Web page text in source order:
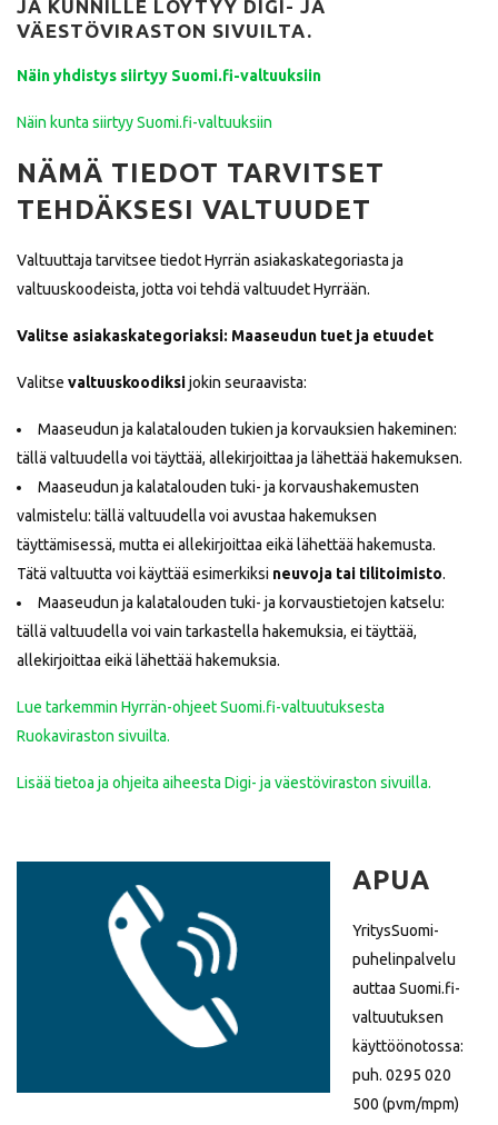
JA KUNNILLE LÖYTYY DIGI- JA
VÄESTÖVIRASTON SIVUILTA.
Näin yhdistys siirtyy Suomi.fi-valtuuksiin
Näin kunta siirtyy Suomi.fi-valtuuksiin
NÄMÄ TIEDOT TARVITSET
TEHDÄKSESI VALTUUDET
Valtuuttaja tarvitsee tiedot Hyrrän asiakaskategoriasta ja
valtuuskoodeista, jotta voi tehdä valtuudet Hyrrään.
Valitse asiakaskategoriaksi: Maaseudun tuet ja etuudet
Valitse valtuuskoodiksijokin seuraavista:
Maaseudun ja kalatalouden tukien ja korvauksien hakeminen:
tällä valtuudella voi täyttää, allekirjoittaa ja lähettää hakemuksen.
Maaseudun ja kalatalouden tuki- ja korvaushakemusten
valmistelu: tällä valtuudella voi avustaa hakemuksen
täyttämisessä, mutta ei allekirjoittaa eikä lähettää hakemusta.
Tätä valtuutta voi käyttää esimerkiksi neuvoja tai tilitoimisto.
Maaseudun ja kalatalouden tuki- ja korvaustietojen katselu:
tällä valtuudella voi vain tarkastella hakemuksia, ei täyttää,
allekirjoittaa eikä lähettää hakemuksia.
Lue tarkemmin Hyrrän-ohjeet Suomi.fi-valtuutuksesta
Ruokaviraston sivuilta.
Lisää tietoa ja ohjeita aiheesta Digi- ja väestöviraston sivuilla.
APUA
YritysSuomi-
puhelinpalvelu
auttaa Suomi.fi-
valtuutuksen
käyttöönotossa:
puh. 0295 020
500 (pvm/mpm)